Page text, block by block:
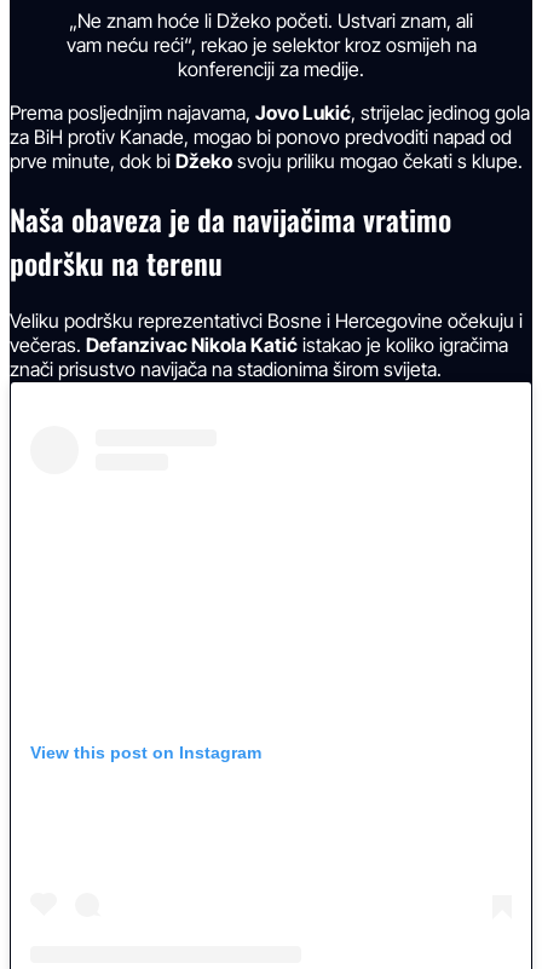
„Ne znam hoće li Džeko početi. Ustvari znam, ali
vam neću reći“, rekao je selektor kroz osmijeh na
konferenciji za medije.
Prema posljednjim najavama, Jovo Lukić, strijelac jedinog gola
za BiH protiv Kanade, mogao bi ponovo predvoditi napad od
prve minute, dok bi Džeko svoju priliku mogao čekati s klupe.
Naša obaveza je da navijačima vratimo
podršku na terenu
Veliku podršku reprezentativci Bosne i Hercegovine očekuju i
večeras. Defanzivac Nikola Katić istakao je koliko igračima
znači prisustvo navijača na stadionima širom svijeta.
View this post on Instagram